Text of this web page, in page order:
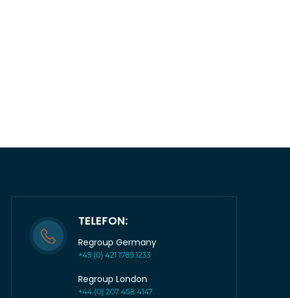
TELEFON:
Regroup Germany
+49 (0) 421 1769 1233
Regroup London
+44 (0) 207 458 4147